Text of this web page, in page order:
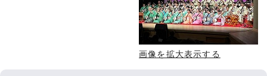
画像を拡大表示する